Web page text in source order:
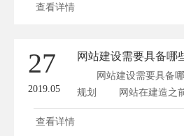
查看详情
27
2019.05
网站建设需要具备哪
网站建设需要具备
规划 网站在建造之前
查看详情